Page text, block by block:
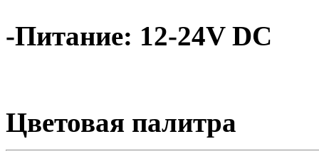
-Питание: 12-24V DC
Цветовая палитра